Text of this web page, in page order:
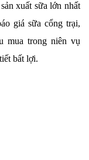
xuất sữa lớn nhất
giá sữa cổng trại,
mua trong niên vụ
bất lợi.